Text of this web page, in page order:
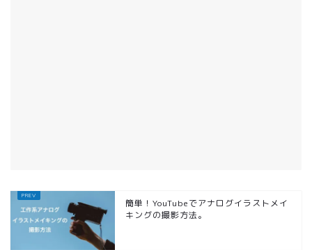
簡単！YouTubeでアナログイラストメイ
キングの撮影方法。